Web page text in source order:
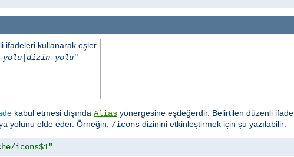
ifadeleri kullanarak eşler.
yolu| dizin-yolu"
kabul etmesi dışında Alias yönergesine eşdeğerdir. Belirtilen düzenli ifade
yolunu elde eder. Örneğin, /icons dizinini etkinleştirmek için şu yazılabilir:
icons$1"